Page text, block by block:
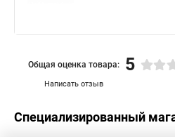
Написать отзыв
Общая оценка товара: 5
Специализированный